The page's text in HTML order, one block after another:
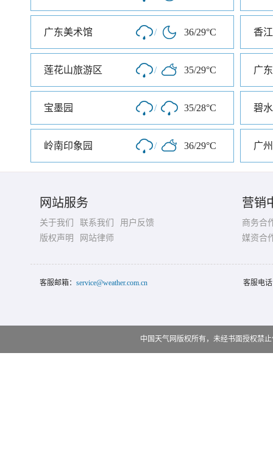
广东美术馆 / 36/29°C 香
莲花山旅游区 / 35/29°C 广
宝墨园 / 35/28°C 碧
岭南印象园 / 36/29°C
网站服务
关于我们 联系我们
用户反馈
版权声明
网站律师
营销
商务合
媒资合
客服邮箱： service@weather.com.cn 客服电
中国天气网版权所有，未经书面授权